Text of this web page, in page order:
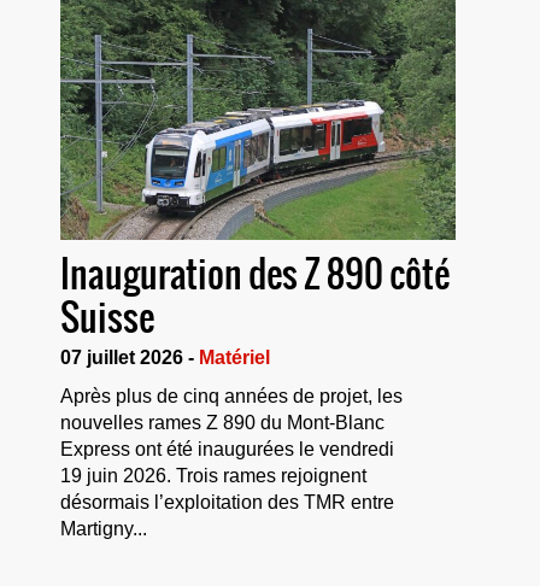
Inauguration des Z 890 côté
Suisse
07 juillet 2026 - Matériel
Après plus de cinq années de projet, les
nouvelles rames Z 890 du Mont-Blanc
Express ont été inaugurées le vendredi
19 juin 2026. Trois rames rejoignent
désormais l’exploitation des TMR entre
Martigny...